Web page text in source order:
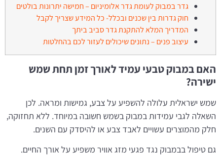
גדר במבוק לעומת גדר אלומיניום – חמישה יתרונות בולטים
חוק גדרות בין שכנים ובכלל- כל המידע שצריך לקבל
המדריך המלא להתקנת גדר סביב ביתך
עיצוב פנים – נתונים שיכולים לעזור לכם בהחלטות
האם במבוק טבעי עמיד לאורך זמן תחת שמש
ישירה?
שמש ישראלית עלולה להשפיע על צבע, גמישות ומראה. לכן
השאלה לגבי עמידות במבוק בשמש חשובה במיוחד. ללא תחזוקה,
חלק מהמוצרים עשויים לאבד צבע או להיסדק עם השנים.
גם טיפול בבמבוק נגד פגעי מזג אוויר משפיע על אורך החיים.